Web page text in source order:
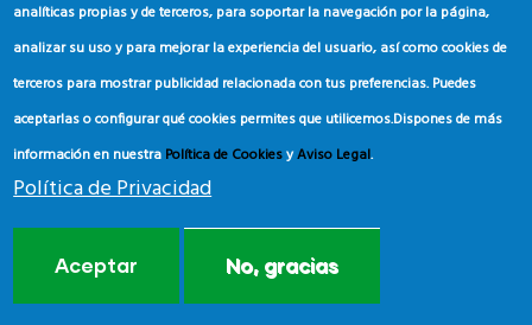
analíticas propias y de terceros, para soportar la navegación por la página,
analizar su uso y para mejorar la experiencia del usuario, así como cookies de
terceros para mostrar publicidad relacionada con tus preferencias. Puedes
aceptarlas o configurar qué cookies permites que utilicemos.Dispones de más
información en nuestra Política de CookiesyAviso Legal.
Política de Privacidad
Aceptar No, gracias